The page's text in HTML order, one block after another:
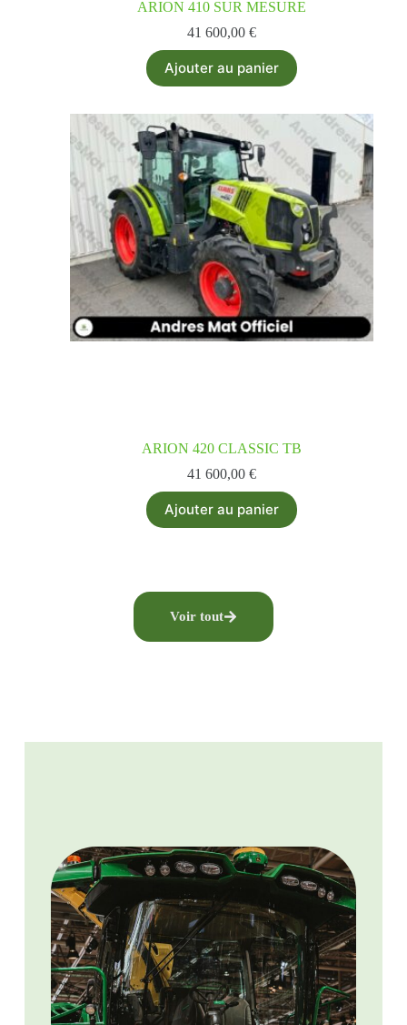
ARION 410 SUR MESURE
41 600,00 €
Ajouter au panier
ARION 420 CLASSIC TB
41 600,00 €
Ajouter au panier
Voir tout